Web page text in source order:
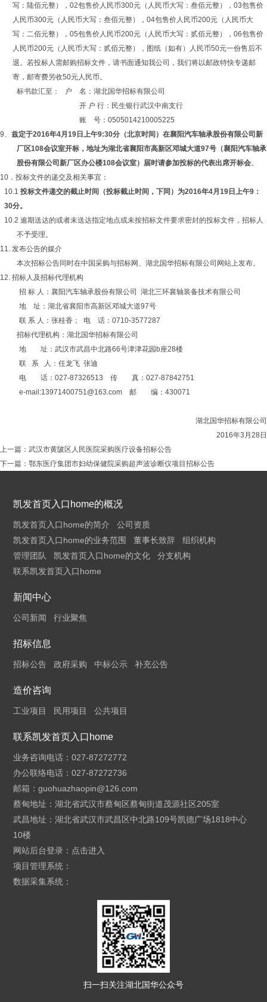
写：陆佰元整），02包售价人民币300元（人民币大写：叁佰元整），03包售价
人民币300元（人民币大写：叁佰元整），04包售价人民币200元（人民币大
写：二佰元整），05包售价人民币200元（人民币大写：贰佰元整），06包售价
人民币200元（人民币大写：贰佰元整），图纸（如有）人民币50元一份售后不
退。若投标人需邮购招标文件，请书面通知我公司，我们将以邮政特快专递邮
寄，邮寄费另收50元人民币。
标书款汇至： 户 名：湖北国华招标有限公司
开 户 行：民生银行武汉中南支行
账 号：0505014210005225
9、 兹定于2016年4月19日上午9:30分（北京时间）在襄阳汽车轴承股份有限公司新
厂区108会议室开标，地址为湖北省襄阳市高新区邓城大道97号（襄阳汽车轴承
股份有限公司新厂区办公楼108会议室）届时请参加投标的代表出席开标会。
10．投标文件的递交及相关事宜：
10.1 投标文件递交的截止时间（投标截止时间，下同）为2016年4月19日上午9：
30分。
10.2 逾期送达的或者未送达指定地点或未按招标文件要求密封的投标文件，招标人
不予受理。
11. 发布公告的媒介
本次招标公告同时在中国采购与招标网、湖北国华招标有限公司网站上发布。
12. 招标人及招标代理机构
招 标 人：襄阳汽车轴承股份有限公司 湖北三环襄轴装备技术有限公司
地 址：湖北省襄阳市高新区邓城大道97号
联 系 人：张桂香； 电 话：0710-3577287
招标代理机构：湖北国华招标有限公司
地 址：武汉市武昌中北路66号津津花园b座28楼
联 系 人：任龙飞 张迪
电 话：027-87326513 传 真：027-87842751
e-mail:13971400751@163.com 邮 编：430071
湖北国华招标有限公司
2016年3月28日
上一篇： 武汉市黄陂区人民医院采购医疗设备招标公告
下一篇： 鄂东医疗集团市妇幼保健院采购超声波诊断仪项目招标公告
凯发首页入口home的概况
凯发首页入口home的简介
公司资质
凯发首页入口home的业务范围
董事长致辞
组织机构
管理团队
凯发首页入口home的文化
分支机构
联系凯发首页入口home
新闻中心
公司新闻 行业聚焦
招标信息
招标公告 政府采购 中标公示 补充公告
造价咨询
工业项目 民用项目 公共项目
联系凯发首页入口home
业务咨询电话：027-87272772
办公联络电话：027-87272736
邮箱：guohuazhaopin@126.com
蔡甸地址：湖北省武汉市蔡甸区蔡甸街道茂源社区205室
武昌地址：湖北省武汉市武昌区中北路109号凯德广场1818中心
10楼
网站后台登录： 点击进入
项目管理系统：
数据采集系统：
扫一扫关注湖北国华公众号